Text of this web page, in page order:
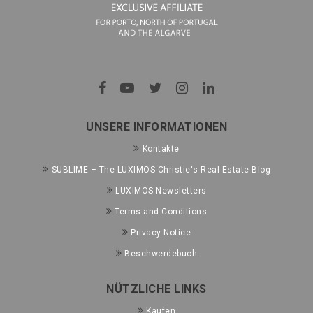
UNSERE INFORMATIONEN
Kontakte
SUBLIME – The LUXIMOS Christie's Real Estate Blog
LUXIMOS Newsletters
Terms and Conditions
Privacy Notice
Beschwerdebuch
NÜTZLICHE LINKS
Kaufen